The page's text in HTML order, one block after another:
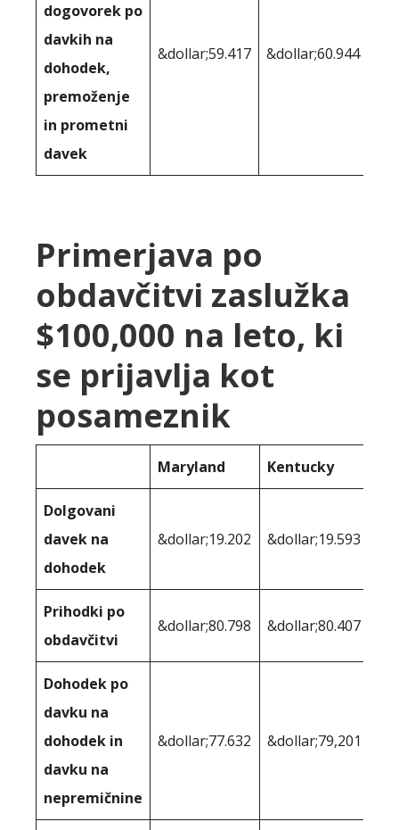
dogovorek po
davkih na
dohodek,
premoženje
in prometni
davek
&dollar;59.417 &dollar;60.944
Primerjava po
obdavčitvi zaslužka
$100,000 na leto, ki
se prijavlja kot
posameznik
Maryland Kentucky
Dolgovani
davek na
dohodek
&dollar;19.202 &dollar;19.593
Prihodki po
obdavčitvi
&dollar;80.798 &dollar;80.407
Dohodek po
davku na
dohodek in
davku na
nepremičnine
&dollar;77.632 &dollar;79,201